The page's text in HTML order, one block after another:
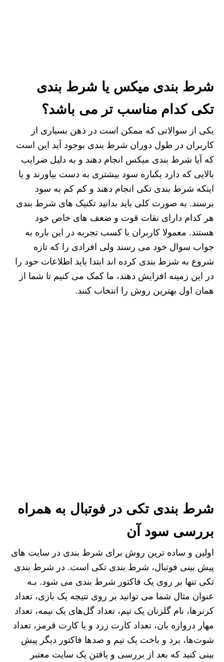
شرط بندی میکس یا شرط بندی
تکی کدام مناسب تر می باشد؟
یکی از سوالاتی که ممکن است در ذهن بسیاری از
کاربران در طول دوران شرط بندی بوجود آید این است
که آیا شرط بندی میکس انجام دهند و به دلیل ضرایب
بالایی که دارد یکباره سود بیشتری به دست بیاورند و یا
اینکه شرط بندی تکی انجام دهند و کم کم به سود
برسند. به صورت کلی باید بدانید تکنیک های شرط بندی
هر کدام دارای نقات قوت و ضعف های خاص خود
هستند. معمولا کاربران با کسب تجربه در این باره به
جواب سوال خود می رسند ولی افرادی را که تازه
شروع به شزط بندی کرده اند ابتدا باید اطلاعات حود را
در این زمینه افزایش دهند، ما کمک می کنیم تا شما از
همان اول بهترین روش را انتخاب کنند.
شرط بندی تکی در فوتبال به همراه
بررسی سود آن
اولین و ساده ترین روش برای شرط بندی در سایت های
پیش بینی فوتبال، شرط بندی تکی است. در شرط بندی
تکی تنها بر روی یک فاکتور شرط بندی می شود. بـه
عنوان مثال شما می توانید بر روی نتیجه یک بازی، تعداد
کرنرها، نام گلزنان یک تیم، تعداد گل‌های یک نیمه، تعداد
مهار دروازه بان، تعداد کارت زرد و یا کارت قرمز، تعداد
شوت‌ها، برد و باخت یک تیم و صدها فاکتور دیگر پیش
بینی کنید که بعد از بررسی و یافتن یک سایت معتبر